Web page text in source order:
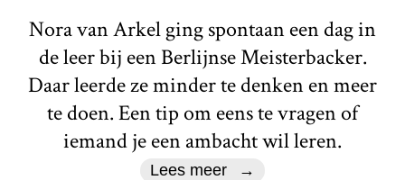
Nora van Arkel ging spontaan een dag in
de leer bij een Berlijnse Meisterbacker.
Daar leerde ze minder te denken en meer
te doen. Een tip om eens te vragen of
iemand je een ambacht wil leren.
Lees meer